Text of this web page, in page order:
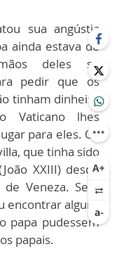
sua angústia
ainda estava de
deles se
pedir que os
tinham dinheiro
lhes
para eles. Os
que tinha sido
XXIII) desde
Veneza. Sem
alguns
papa pudessem
papais.